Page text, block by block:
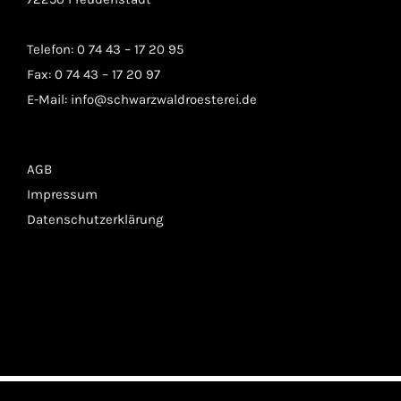
Telefon: 0 74 43 – 17 20 95
Fax: 0 74 43 – 17 20 97
E-Mail: info@schwarzwaldroesterei.de
AGB
Impressum
Datenschutzerklärung